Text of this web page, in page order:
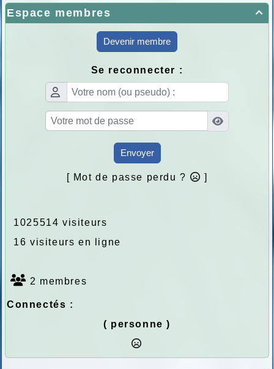

Espace membres
Devenir membre
Se reconnecter :
Envoyer
[ Mot de passe perdu ? ]
1025514 visiteurs
16 visiteurs en ligne
2 membres
Connectés :
( personne )